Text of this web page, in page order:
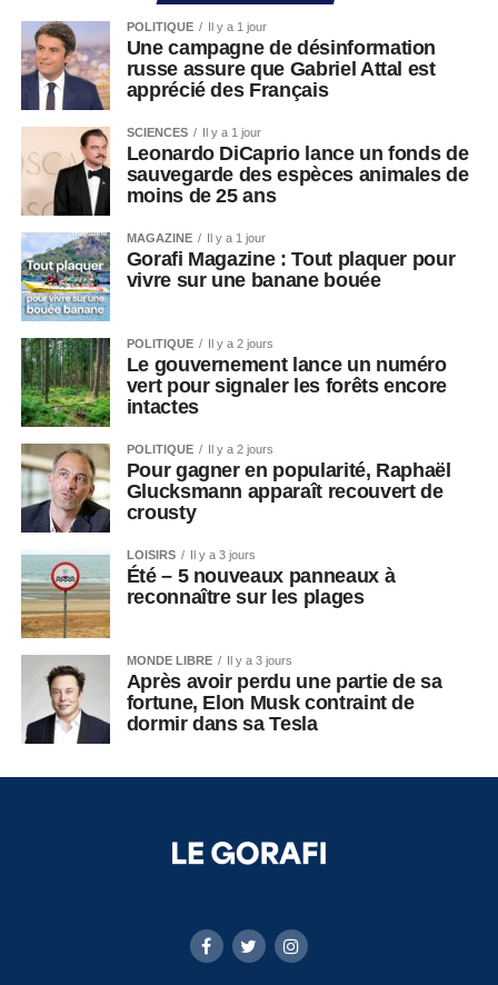
POLITIQUE Il y a 1 jour
Une campagne de désinformation
russe assure que Gabriel Attal est
apprécié des Français
SCIENCES Il y a 1 jour
Leonardo DiCaprio lance un fonds de
sauvegarde des espèces animales de
moins de 25 ans
MAGAZINE Il y a 1 jour
Gorafi Magazine : Tout plaquer pour
vivre sur une banane bouée
POLITIQUE Il y a 2 jours
Le gouvernement lance un numéro
vert pour signaler les forêts encore
intactes
POLITIQUE Il y a 2 jours
Pour gagner en popularité, Raphaël
Glucksmann apparaît recouvert de
crousty
LOISIRS Il y a 3 jours
Été – 5 nouveaux panneaux à
reconnaître sur les plages
MONDE LIBRE Il y a 3 jours
Après avoir perdu une partie de sa
fortune, Elon Musk contraint de
dormir dans sa Tesla